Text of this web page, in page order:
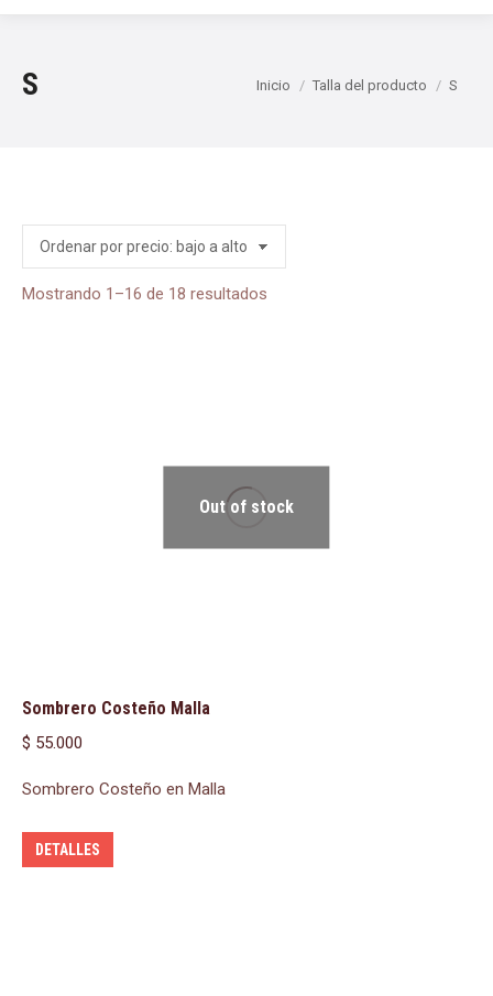
S Estás aquí:
Inicio Talla del producto S
Mostrando 1–16 de 18 resultados
Out of stock
Sombrero Costeño Malla
$ 55.000
Sombrero Costeño en Malla
DETALLES